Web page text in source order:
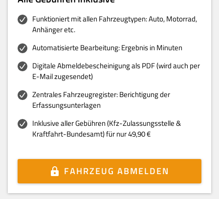
Funktioniert mit allen Fahrzeugtypen: Auto, Motorrad,
Anhänger etc.
Automatisierte Bearbeitung: Ergebnis in Minuten
Digitale Abmeldebescheinigung als PDF (wird auch per
E-Mail zugesendet)
Zentrales Fahrzeugregister: Berichtigung der
Erfassungsunterlagen
Inklusive aller Gebühren (Kfz-Zulassungsstelle &
Kraftfahrt-Bundesamt) für nur 49,90 €
FAHRZEUG ABMELDEN